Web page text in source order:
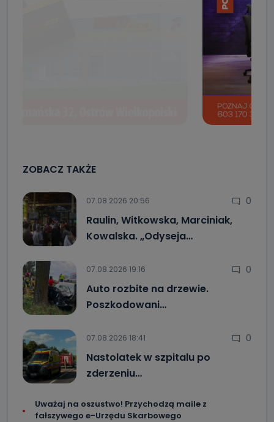
ZOBACZ TAKŻE
07.08.2026 20:56 0
Raulin, Witkowska, Marciniak,
Kowalska. „Odyseja…
07.08.2026 19:16 0
Auto rozbite na drzewie.
Poszkodowani…
07.08.2026 18:41 0
Nastolatek w szpitalu po
zderzeniu…
Uważaj na oszustwo! Przychodzą maile z
fałszywego e-Urzędu Skarbowego